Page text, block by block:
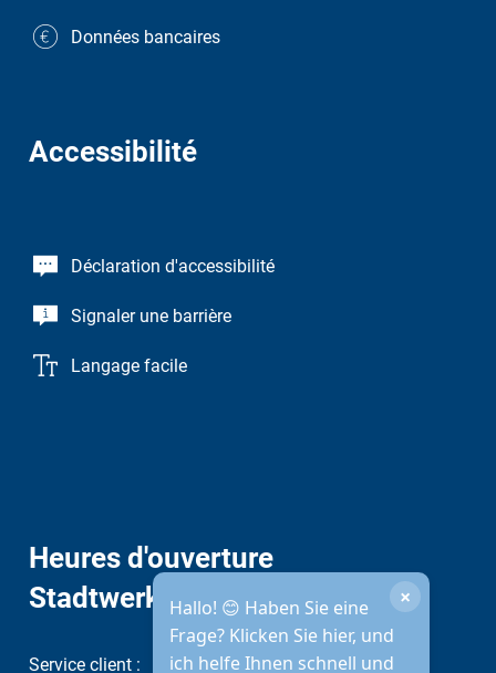
Données bancaires
Accessibilité
Déclaration d'accessibilité
Signaler une barrière
Langage facile
Heures d'ouverture
StadtwerkeHallo! 😊 Haben Sie eine
Frage? Klicken Sie hier, und
ich helfe Ihnen schnell und
×
Service client :